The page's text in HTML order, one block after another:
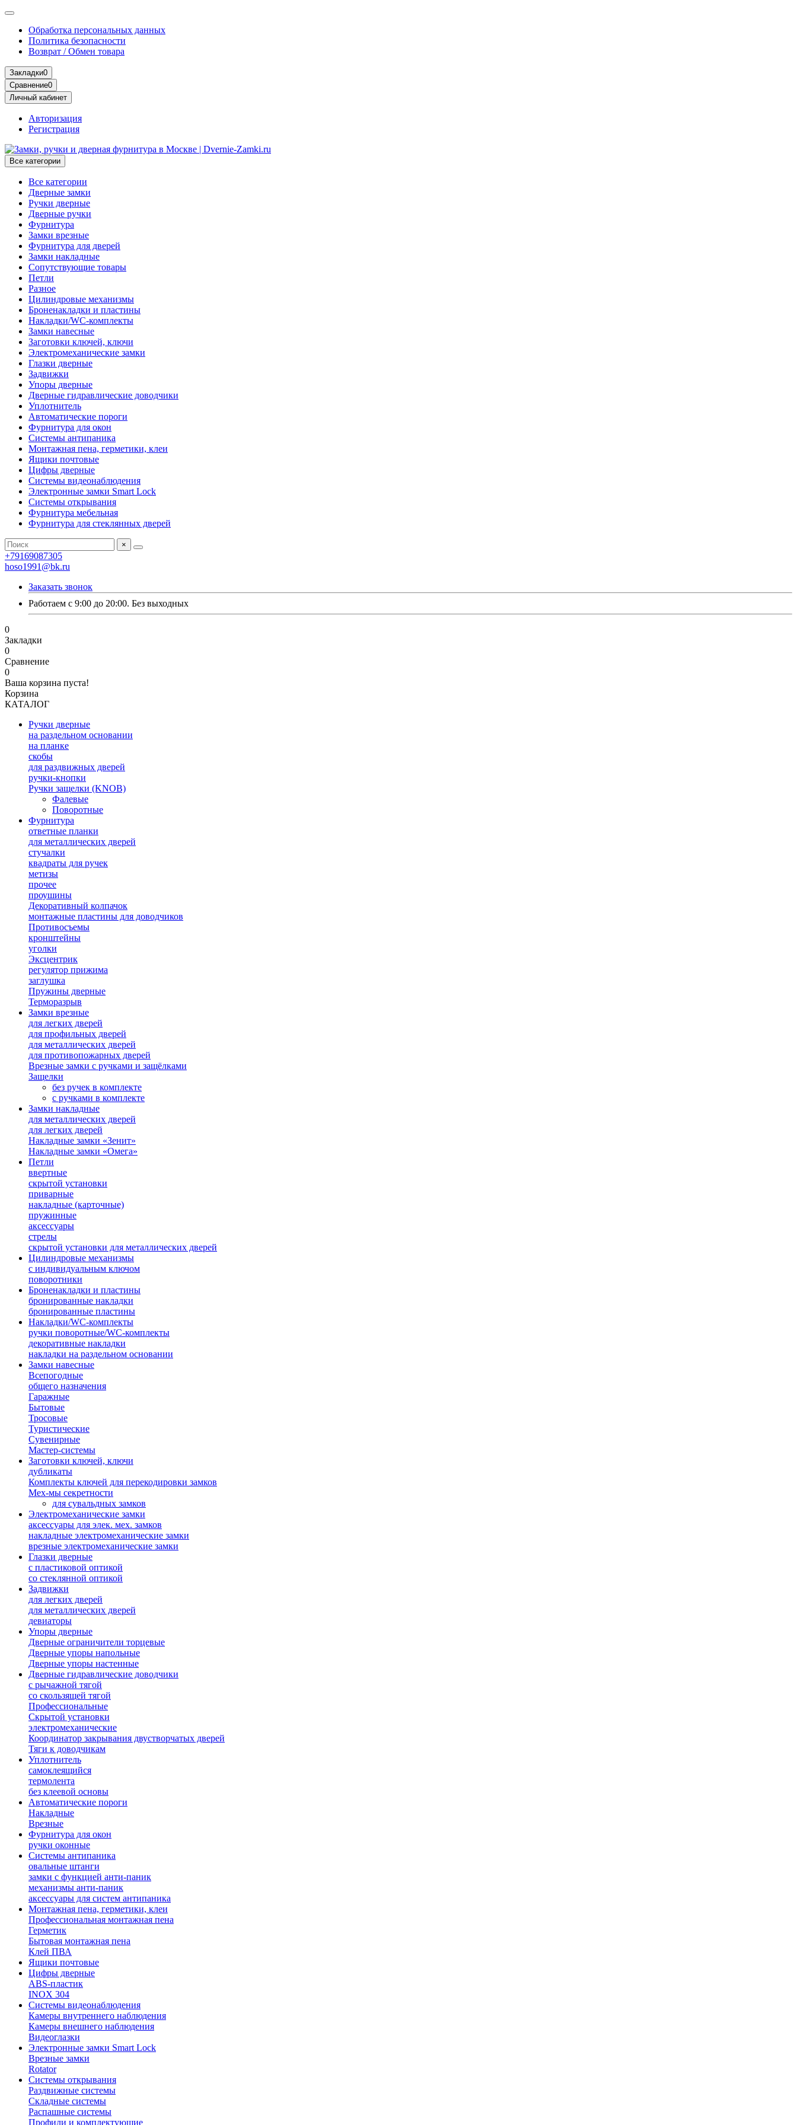
Обработка персональных данных
Политика безопасности
Возврат / Обмен товара
Закладки0
Сравнение0
Личный кабинет
Авторизация
Регистрация
Все категории
Все категории
Дверные замки
Ручки дверные
Дверные ручки
Фурнитура
Замки врезные
Фурнитура для дверей
Замки накладные
Сопутствующие товары
Петли
Разное
Цилиндровые механизмы
Броненакладки и пластины
Накладки/WC-комплекты
Замки навесные
Заготовки ключей, ключи
Электромеханические замки
Глазки дверные
Задвижки
Упоры дверные
Дверные гидравлические доводчики
Уплотнитель
Автоматические пороги
Фурнитура для окон
Системы антипаника
Монтажная пена, герметики, клеи
Ящики почтовые
Цифры дверные
Системы видеонаблюдения
Электронные замки Smart Lock
Системы открывания
Фурнитура мебельная
Фурнитура для стеклянных дверей
×
+79169087305
hoso1991@bk.ru
Заказать звонок
Работаем с 9:00 до 20:00. Без выходных
0
Закладки
0
Сравнение
0
Ваша корзина пуста!
Корзина
КАТАЛОГ
Ручки дверные
на раздельном основании
на планке
скобы
для раздвижных дверей
ручки-кнопки
Ручки защелки (KNOB)
Фалевые
Поворотные
Фурнитура
ответные планки
для металлических дверей
стучалки
квадраты для ручек
метизы
прочее
проушины
Декоративный колпачок
монтажные пластины для доводчиков
Противосъемы
кронштейны
уголки
Эксцентрик
регулятор прижима
заглушка
Пружины дверные
Терморазрыв
Замки врезные
для легких дверей
для профильных дверей
для металлических дверей
для противопожарных дверей
Врезные замки с ручками и защёлками
Защелки
без ручек в комплекте
с ручками в комплекте
Замки накладные
для металлических дверей
для легких дверей
Накладные замки «Зенит»
Накладные замки «Омега»
Петли
ввертные
скрытой установки
приварные
накладные (карточные)
пружинные
аксессуары
стрелы
скрытой установки для металлических дверей
Цилиндровые механизмы
с индивидуальным ключом
поворотники
Броненакладки и пластины
бронированные накладки
бронированные пластины
Накладки/WC-комплекты
ручки поворотные/WC-комплекты
декоративные накладки
накладки на раздельном основании
Замки навесные
Всепогодные
общего назначения
Гаражные
Бытовые
Тросовые
Туристические
Сувенирные
Мастер-системы
Заготовки ключей, ключи
дубликаты
Комплекты ключей для перекодировки замков
Мех-мы секретности
для сувальдных замков
Электромеханические замки
аксессуары для элек. мех. замков
накладные электромеханические замки
врезные электромеханические замки
Глазки дверные
с пластиковой оптикой
со стеклянной оптикой
Задвижки
для легких дверей
для металлических дверей
девиаторы
Упоры дверные
Дверные ограничители торцевые
Дверные упоры напольные
Дверные упоры настенные
Дверные гидравлические доводчики
с рычажной тягой
со скользящей тягой
Профессиональные
Скрытой установки
электромеханические
Координатор закрывания двустворчатых дверей
Тяги к доводчикам
Уплотнитель
самоклеящийся
термолента
без клеевой основы
Автоматические пороги
Накладные
Врезные
Фурнитура для окон
ручки оконные
Системы антипаника
овальные штанги
замки с функцией анти-паник
механизмы анти-паник
аксессуары для систем антипаника
Монтажная пена, герметики, клеи
Профессиональная монтажная пена
Герметик
Бытовая монтажная пена
Клей ПВА
Ящики почтовые
Цифры дверные
ABS-пластик
INOX 304
Системы видеонаблюдения
Камеры внутреннего наблюдения
Камеры внешнего наблюдения
Видеоглазки
Электронные замки Smart Lock
Врезные замки
Rotator
Системы открывания
Раздвижные системы
Складные системы
Распашные системы
Профили и комплектующие